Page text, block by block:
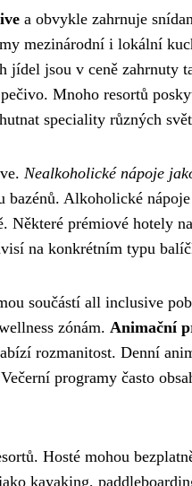
a obvykle zahrnuje
mezinárodní i lokální
jsou v ceně zahrnuty
Mnoho resortů
speciality různých
Nealkoholické nápoje
bazénů. Alkoholické
Některé prémiové hotely
na konkrétním typu
součástí all inclusive
zónám. Animační
rozmanitost. Denní
programy často
Hosté mohou
kayaking,